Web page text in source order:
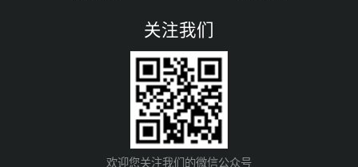
关注我们
欢迎您关注我们的微信公众号